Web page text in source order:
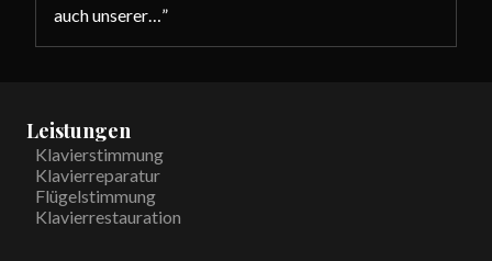
auch unserer…”
Leistungen
Klavierstimmung
Klavierreparatur
Flügelstimmung
Klavierrestauration